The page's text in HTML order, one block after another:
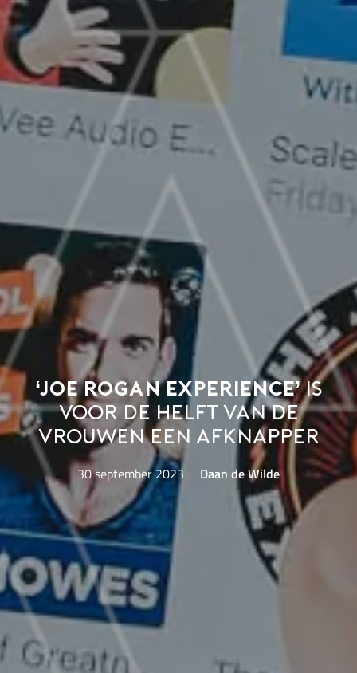
‘Joe Rogan Experience’is
voor de helft van de
vrouwen een afknapper
30 september 2023 Daan de Wilde